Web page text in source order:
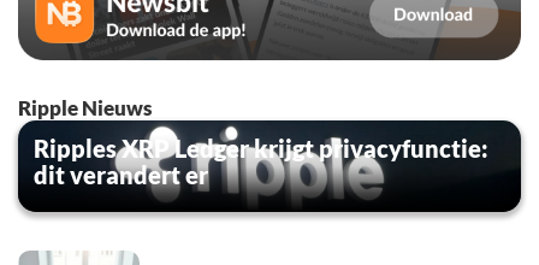
Ripple Nieuws
Ripples XRP Ledger krijgt privacyfunctie:
dit verandert er